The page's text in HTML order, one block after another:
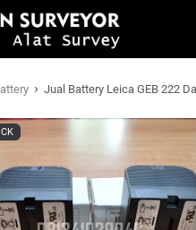
› Jual Battery Leica GEB 222